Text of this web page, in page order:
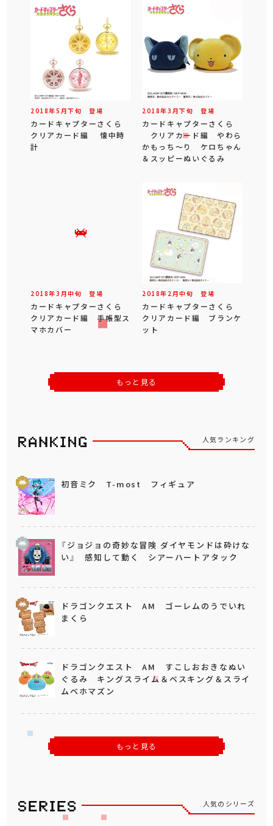
2018年5 月下旬 登場
カードキャプターさくら
クリアカード編 懐中時
計
2018年3 月下旬 登場
カードキャプターさくら
クリアカード編 やわら
かもっち～り ケロちゃん
＆スッピーぬいぐるみ
2018年3 月中旬 登場
カードキャプターさくら
クリアカード編 手帳型ス
マホカバー
2018年 2 月中旬 登場
カードキャプターさくら
クリアカード編 ブランケ
ット
もっと見る
人気ランキング
初音ミク T-most フィギュア
『ジョジョの奇妙な冒険 ダイヤモンドは砕けな
い』 感知して動く シアーハートアタック
ドラゴンクエスト AM ゴーレムのうでいれ
まくら
ドラゴンクエスト AM すこしおおきなぬい
ぐるみ キングスライム＆ベスキング＆スライ
ムベホマズン
もっと見る
人気のシリーズ